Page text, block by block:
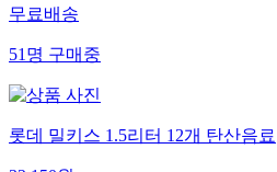
무료배송
51명구매중
롯데 밀키스 1.5리터 12개 탄산음료